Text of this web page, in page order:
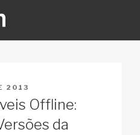
2013
Offline:
da